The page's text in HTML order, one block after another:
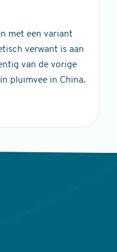
met een variant
verwant is aan
van de vorige
pluimvee in China.